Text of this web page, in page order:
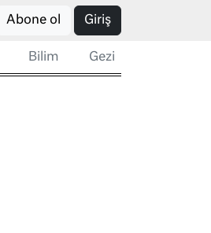
Abone ol Giriş
Bilim Gezi